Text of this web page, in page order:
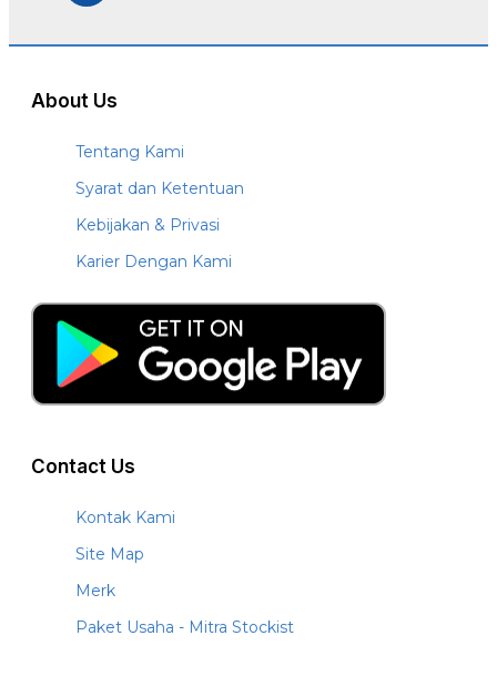
About Us
Tentang Kami
Syarat dan Ketentuan
Kebijakan & Privasi
Karier Dengan Kami
Contact Us
Kontak Kami
Site Map
Merk
Paket Usaha - Mitra Stockist